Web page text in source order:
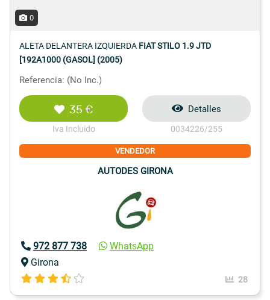
0
ALETA DELANTERA IZQUIERDA FIAT STILO 1.9 JTD
[192A1000 (GASOL] (2005)
Referencia: (No Inc.)
35 €
Iva Incluido
Detalles
0034226/255
VENDEDOR
AUTODES GIRONA
972 877 738
WhatsApp
Girona
28